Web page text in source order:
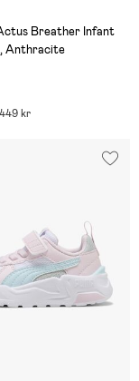
Breather Infant
Anthracite
kr